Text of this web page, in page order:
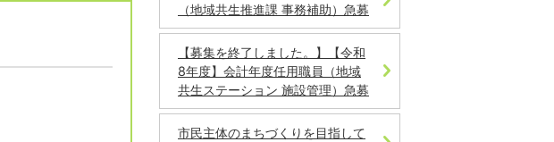
（地域共生推進課 事務補助）急募
【募集を終了しました。】【令和
8年度】会計年度任用職員（地域
共生ステーション 施設管理）急募
市民主体のまちづくりを目指して